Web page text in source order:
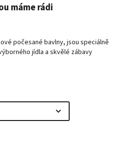
máme rádi
počesané bavlny, jsou speciálně
jídla a skvělé zábavy